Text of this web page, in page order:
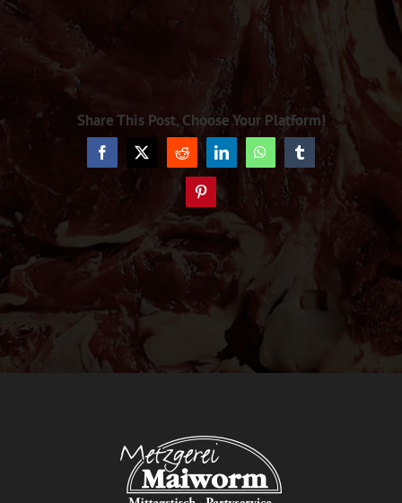
Share This Post, Choose Your Platform!
Facebook
X RedditLinkedInWhatsAppTumblr
Pinterest